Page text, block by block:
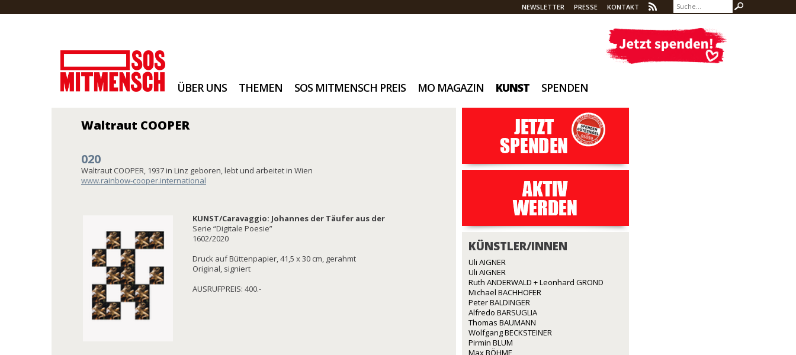
NEWSLETTER PRESSE KONTAKT
ÜBER UNS THEMEN SOS MITMENSCH PREIS MO MAGAZIN KUNST SPENDEN
Waltraut COOPER
020
Waltraut COOPER, 1937 in Linz geboren, lebt und arbeitet in Wien
www.rainbow-cooper.international
KUNST/Caravaggio: Johannes der Täufer aus der
Serie “Digitale Poesie”
1602/2020
Druck auf Büttenpapier, 41,5 x 30 cm, gerahmt
Original, signiert
AUSRUFPREIS: 400.-
KÜNSTLER/INNEN
Uli AIGNER
Uli AIGNER
Ruth ANDERWALD + Leonhard GROND
Michael BACHHOFER
Peter BALDINGER
Alfredo BARSUGLIA
Thomas BAUMANN
Wolfgang BECKSTEINER
Pirmin BLUM
Max BÖHME